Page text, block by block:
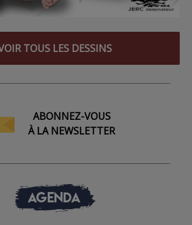
TOUS LES DESSINS
ABONNEZ-VOUS
À LA NEWSLETTER
AGENDA